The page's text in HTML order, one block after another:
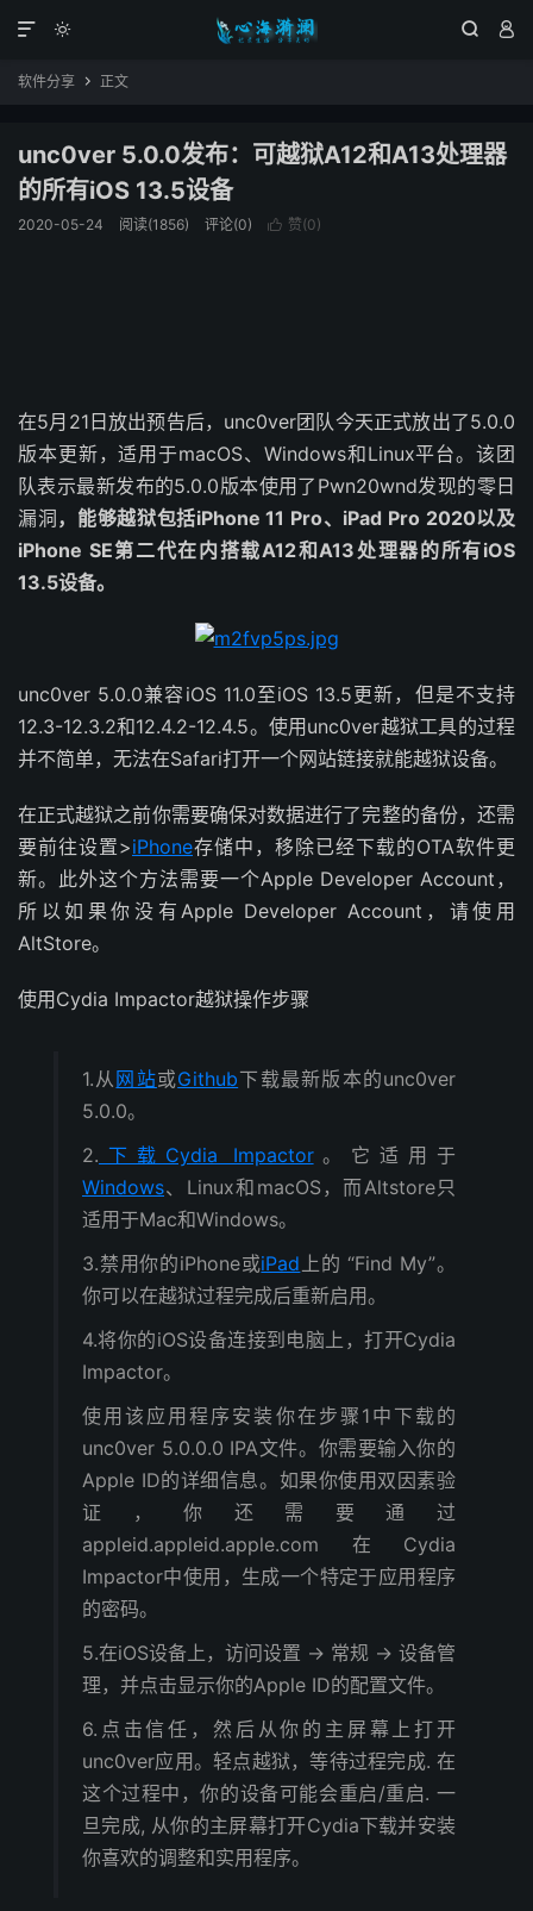
  

软件分享  正文
unc0ver 5.0.0发布：可越狱A12和A13处理器
的所有iOS 13.5设备
2020-05-24 阅读(1856) 评论(0)  赞(0)
在5月21日放出预告后，unc0ver团队今天正式放出了5.0.0
版本更新，适用于macOS、Windows和Linux平台。该团
队表示最新发布的5.0.0版本使用了Pwn20wnd发现的零日
漏洞 ，能够越狱包括iPhone 11 Pro、iPad Pro 2020以及
iPhone SE第二代在内搭载A12和A13处理器的所有iOS
13.5设备。
unc0ver 5.0.0兼容iOS 11.0至iOS 13.5更新，但是不支持
12.3-12.3.2和12.4.2-12.4.5。使用unc0ver越狱工具的过程
并不简单，无法在Safari打开一个网站链接就能越狱设备。
在正式越狱之前你需要确保对数据进行了完整的备份，还需
要前往设置>iPhone存储中，移除已经下载的OTA软件更
新。此外这个方法需要一个Apple Developer Account，
所以如果你没有Apple Developer Account，请使用
AltStore。
使用Cydia Impactor越狱操作步骤
1.从 网站或Github下载最新版本的unc0ver
5.0.0。
2. 下载Cydia Impactor。它适用于
Windows、Linux和macOS，而Altstore只
适用于Mac和Windows。
3.禁用你的iPhone或iPad上的 “Find My”。
你可以在越狱过程完成后重新启用。
4.将你的iOS设备连接到电脑上，打开Cydia
Impactor。
使用该应用程序安装你在步骤1中下载的
unc0ver 5.0.0.0 IPA文件。你需要输入你的
Apple ID的详细信息。如果你使用双因素验
证，你还需要通过
appleid.appleid.apple.com在Cydia
Impactor中使用，生成一个特定于应用程序
的密码。
5.在iOS设备上，访问设置 -> 常规 -> 设备管
理，并点击显示你的Apple ID的配置文件。
6.点击信任，然后从你的主屏幕上打开
unc0ver应用。轻点越狱，等待过程完成. 在
这个过程中，你的设备可能会重启/重启. 一
旦完成, 从你的主屏幕打开Cydia下载并安装
你喜欢的调整和实用程序。